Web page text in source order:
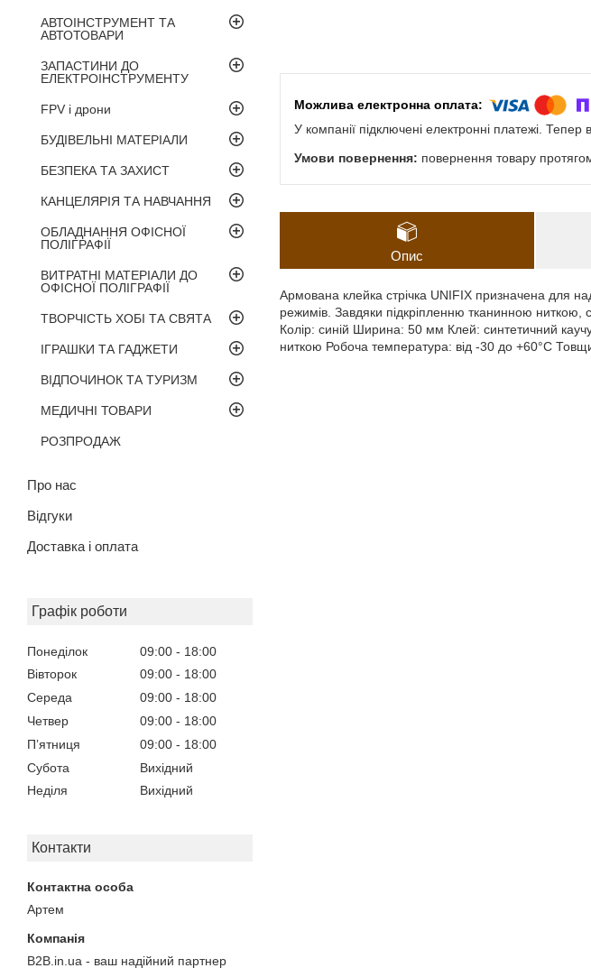
АВТОІНСТРУМЕНТ ТА
АВТОТОВАРИ
ЗАПАСТИНИ ДО
ЕЛЕКТРОІНСТРУМЕНТУ
FPV і дрони
БУДІВЕЛЬНІ МАТЕРІАЛИ
БЕЗПЕКА ТА ЗАХИСТ
КАНЦЕЛЯРІЯ ТА НАВЧАННЯ
ОБЛАДНАННЯ ОФІСНОЇ
ПОЛІГРАФІЇ
ВИТРАТНІ МАТЕРІАЛИ ДО
ОФІСНОЇ ПОЛІГРАФІЇ
ТВОРЧІСТЬ ХОБІ ТА СВЯТА
ІГРАШКИ ТА ГАДЖЕТИ
ВІДПОЧИНОК ТА ТУРИЗМ
МЕДИЧНІ ТОВАРИ
РОЗПРОДАЖ
Про нас
Відгуки
Доставка і оплата
Графік роботи
Понеділок 09:00
18:00
Вівторок
09:00
18:00
Середа
09:00
18:00
Четвер
09:00
18:00
Пʼятниця
09:00
18:00
Субота
Вихідний
Неділя
Вихідний
Контакти
Артем
B2B.in.ua - ваш надійний партнер
У компанії підключені електронні платежі.
повернення товару
Опис
Армована клейка стрічка UNIFIX призначена для
режимів. Завдяки підкріпленню тканинною ниткою,
Колір: синій Ширина: 50 мм Клей: синтетичний
ниткою Робоча температура: від -30 до +60°C